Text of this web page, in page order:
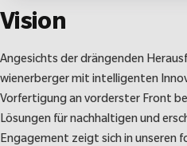
Vision
Angesichts der drängenden
wienerberger mit intelligenten
Vorfertigung an vorderster Front
Lösungen für nachhaltigen und
Engagement zeigt sich in unseren